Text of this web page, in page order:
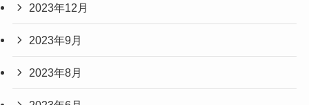
2023年12月
2023年9月
2023年8月